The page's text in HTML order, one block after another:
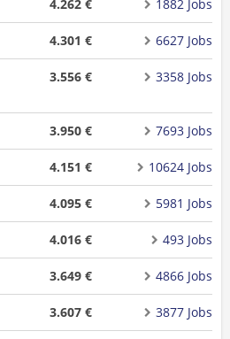
4.262 € 1882 Jobs
4.301 € 6627 Jobs
3.556 € 3358 Jobs
3.950 € 7693 Jobs
4.151 € 10624 Jobs
4.095 € 5981 Jobs
4.016 € 493 Jobs
3.649 € 4866 Jobs
3.607 € 3877 Jobs